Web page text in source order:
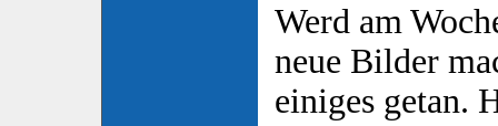
Werd am
neue Bilder
einiges getan.